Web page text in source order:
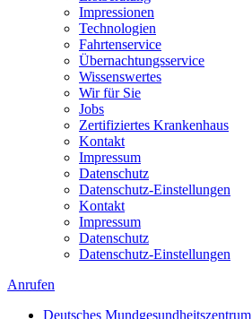
Impressionen
Technologien
Fahrtenservice
Übernachtungsservice
Wissenswertes
Wir für Sie
Jobs
Zertifiziertes Krankenhaus
Kontakt
Impressum
Datenschutz
Datenschutz-Einstellungen
Kontakt
Impressum
Datenschutz
Datenschutz-Einstellungen
Anrufen
Deutsches Mundgesundheitszentrum